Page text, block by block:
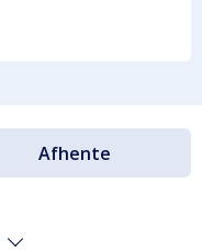
Afhente